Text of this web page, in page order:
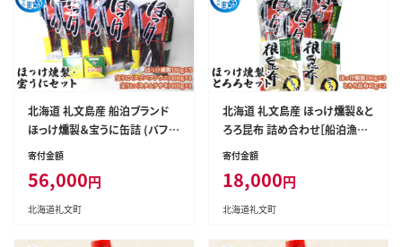
北海道 礼文島産 船泊ブランド
ほっけ燻製＆宝うに缶詰 (バフ
ン・ムラサキ) 豪華食べ比べセッ
燻製 うに 雲丹 ウニ 缶詰 エゾバ
フンウニ キタムラサキウニ 珍味
寄付金額
56,000円
北海道礼文町
北海道 礼文島産 ほっけ燻製＆と
ろろ昆布 詰め合わせ［船泊漁業
協同組合］【 ほっけ 燻製 とろろ
まみ 酒の肴 海鮮 北海道産 職人
仕込み 旨味 】
寄付金額
18,000円
北海道礼文町